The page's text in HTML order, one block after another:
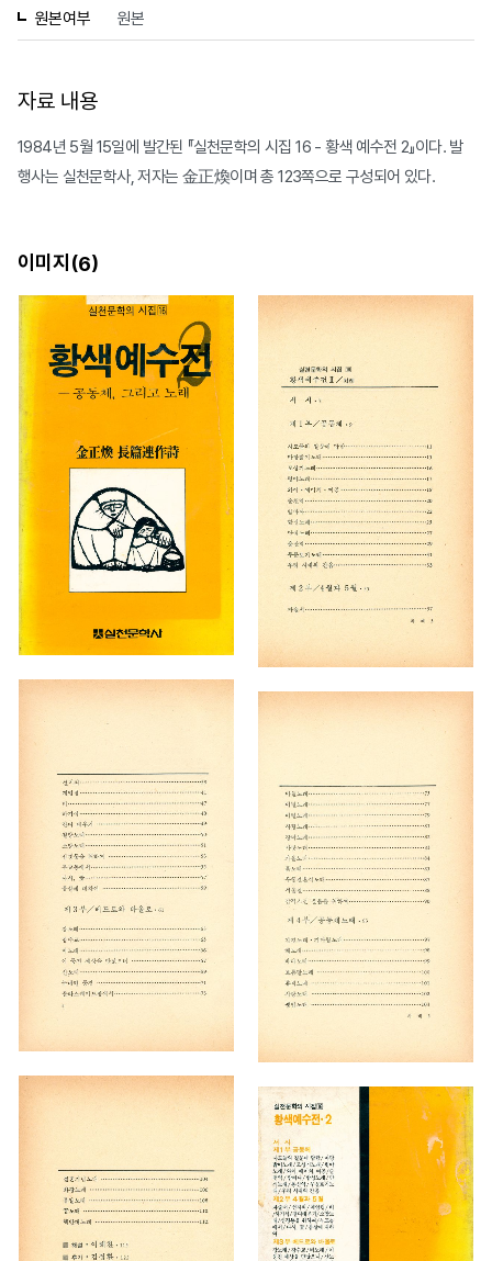
원본여부 원본
자료 내용
1984년 5월 15일에 발간된 『실천문학의 시집 16 - 황색 예수전 2』이다. 발
행사는 실천문학사, 저자는 金正煥이며 총 123쪽으로 구성되어 있다.
이미지(6)